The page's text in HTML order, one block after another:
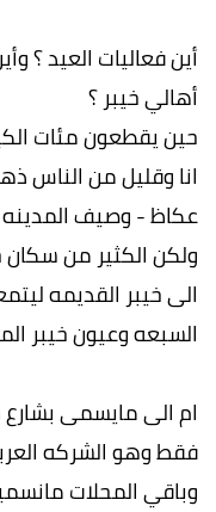
أين فعاليات العيد ؟
أهالي خيبر ؟
حين يقطعون مئات
انا وقليل من الناس
عكاظ - وصيف المدينه
ولكن الكثير من سكان
الى خيبر القديمه
السبعه وعيون خيبر
ام الى مايسمى
فقط وهو الشركه
وباقي المحلات